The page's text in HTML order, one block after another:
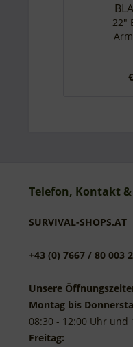
22"
Telefon, Kontakt
SURVIVAL-SHOPS.AT
+43 (0) 7667 / 80 003
Unsere
Montag bis
08:30 - 12:00 Uhr und
Freitag: